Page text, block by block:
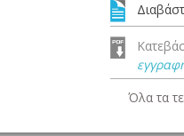
Όλα τα